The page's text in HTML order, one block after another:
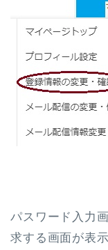
パスワード入力
求する画面が表